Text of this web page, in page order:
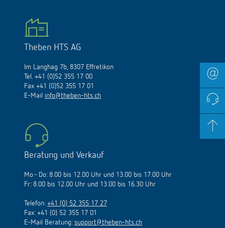
Theben HTS AG
Im Langhag 7b, 8307 Effretikon
Tel. +41 (0)52 355 17 00
Fax +41 (0)52 355 17 01
E-Mail info@theben-hts.ch
Beratung und Verkauf
Mo - Do: 8.00 bis 12.00 Uhr und 13.00 bis 17.00 Uhr
Fr: 8.00 bis 12.00 Uhr und 13.00 bis 16.30 Uhr
Telefon: +41 (0) 52 355 17 27
Fax: +41 (0) 52 355 17 01
E-Mail Beratung: support@theben-hts.ch